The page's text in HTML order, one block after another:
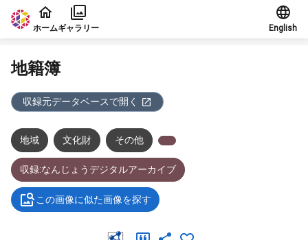
本文に飛ぶ
ホームギャラリー English
地籍簿
収録元データベースで開く
地域 文化財 その他
収録:なんじょうデジタルアーカイブ
この画像に似た画像を探す